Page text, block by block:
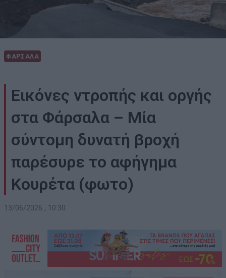
ΦΑΡΣΑΛΑ
Εικόνες ντροπής και οργής
στα Φάρσαλα – Μία
σύντομη δυνατή βροχή
παρέσυρε το αφήγημα
Κουρέτα (φωτο)
13/06/2026 , 10:30